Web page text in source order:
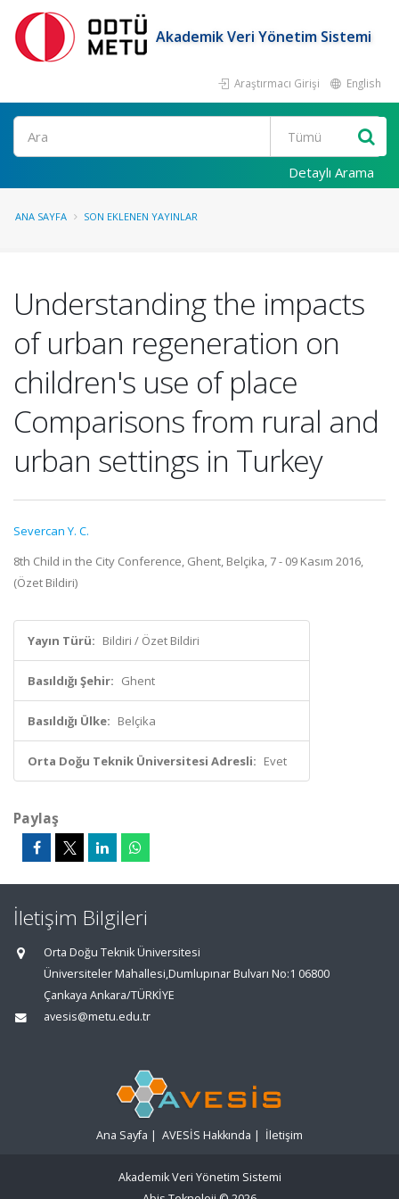
Akademik Veri Yönetim Sistemi
Araştırmacı Girişi English
Ara
Detaylı Arama
ANA SAYFA SON EKLENEN YAYINLAR
Understanding the impacts
of urban regeneration on
children's use of place
Comparisons from rural and
urban settings in Turkey
Severcan Y. C.
8th Child in the City Conference, Ghent, Belçika, 7 - 09 Kasım 2016,
(Özet Bildiri)
Yayın Türü: Bildiri / Özet Bildiri
Basıldığı Şehir: Ghent
Basıldığı Ülke: Belçika
Orta Doğu Teknik Üniversitesi Adresli: Evet
Paylaş
İletişim Bilgileri
Orta Doğu Teknik Üniversitesi
Üniversiteler Mahallesi,Dumlupınar Bulvarı No:1 06800
Çankaya Ankara/TÜRKİYE
avesis@metu.edu.tr
Ana Sayfa | AVESİS Hakkında | İletişim
Akademik Veri Yönetim Sistemi